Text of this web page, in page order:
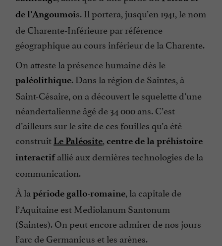
de l’Angoumois. Il portera, jusqu’en 1941, le nom
de Charente-Inférieure par référence
géographique au cours inférieur de la Charente.
On atteste la présence humaine dès le
paléolithique. Dans la région de Saintes, à
Saint-Césaire, on a découvert le squelette d’une
néandertalienne âgé de 34 000 ans. C’est
d’ailleurs sur le site de ces fouilles qu’a été
construit Le Paléosite, centre de la préhistoire
interactifallié aux dernières technologies de la
communication.
À la période gallo-romaine, la capitale de
l’Aquitaine est Mediolanum Santonum
(Saintes). On peut encore admirer de nos jours
l’arc de Germanicus et les arènes.